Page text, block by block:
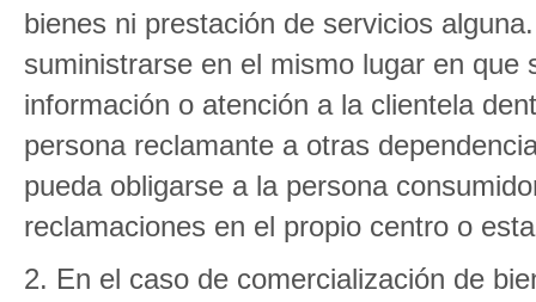
bienes ni prestación de servicios
suministrarse en el mismo lugar en
información o atención a la clientela
persona reclamante a otras
pueda obligarse a la persona
reclamaciones en el propio centro o
2. En el caso de comercialización de